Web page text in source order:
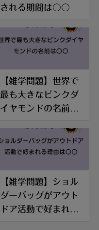
される期間は〇〇
【雑学問題】世界で
最も大きなピンクダ
イヤモンドの名前は
【雑学問題】ショル
ダーバッグがアウト
ドア活動で好まれる